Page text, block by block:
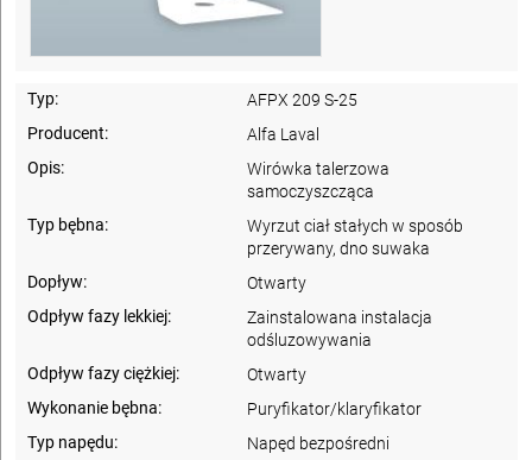
Typ:
AFPX 209 S-25
Producent:
Alfa Laval
Opis:
Wirówka talerzowa
samoczyszcząca
Typ bębna:
Wyrzut ciał stałych w sposób
przerywany, dno suwaka
Dopływ:
Otwarty
Odpływ fazy lekkiej:
Zainstalowana instalacja
odśluzowywania
Odpływ fazy ciężkiej:
Otwarty
Wykonanie bębna:
Puryfikator/klaryfikator
Typ napędu:
Napęd bezpośredni